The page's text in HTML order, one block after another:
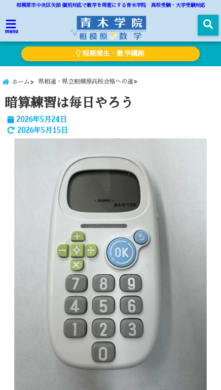
相模原市中央区矢部 個別対応で数学を得意にする青木学院 高校受験・大学受験対応
menu
短期間生・数学講座
ホーム 県相道・県立相模原高校合格への道
暗算練習は毎日やろう
2026年5月24日
2026年5月15日